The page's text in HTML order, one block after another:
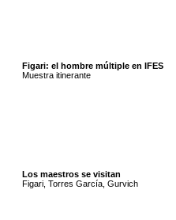
Figari: el hombre múltiple en IFES
Muestra itinerante
Los maestros se visitan
Figari, Torres García, Gurvich